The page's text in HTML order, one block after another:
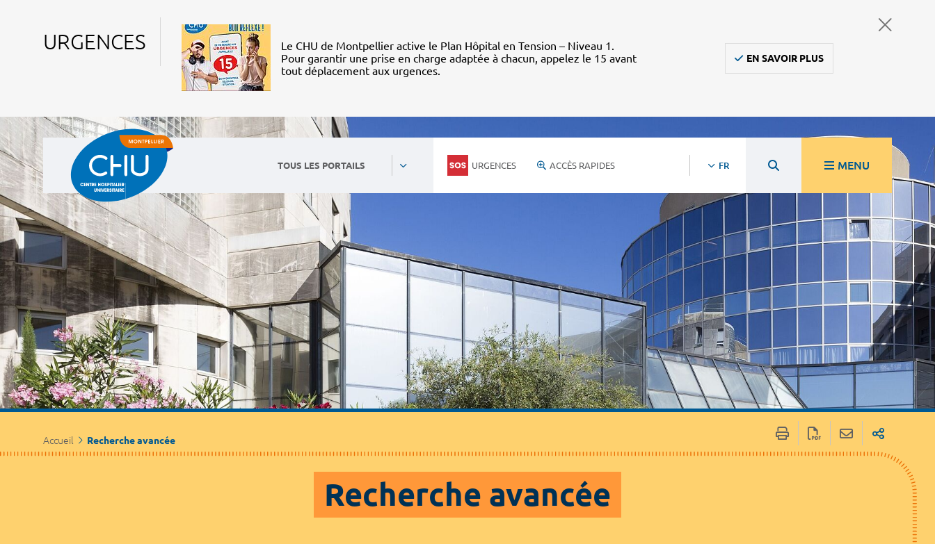
URGENCES
Le CHU de Montpellier active le Plan Hôpital en Tension – Niveau 1.
Pour garantir une prise en charge adaptée à chacun, appelez le 15 avant
tout déplacement aux urgences.
EN SAVOIR PLUS
TOUS LES PORTAILS URGENCES ACCÈS RAPIDES FR MENU
Accueil Recherche avancée
Recherche avancée